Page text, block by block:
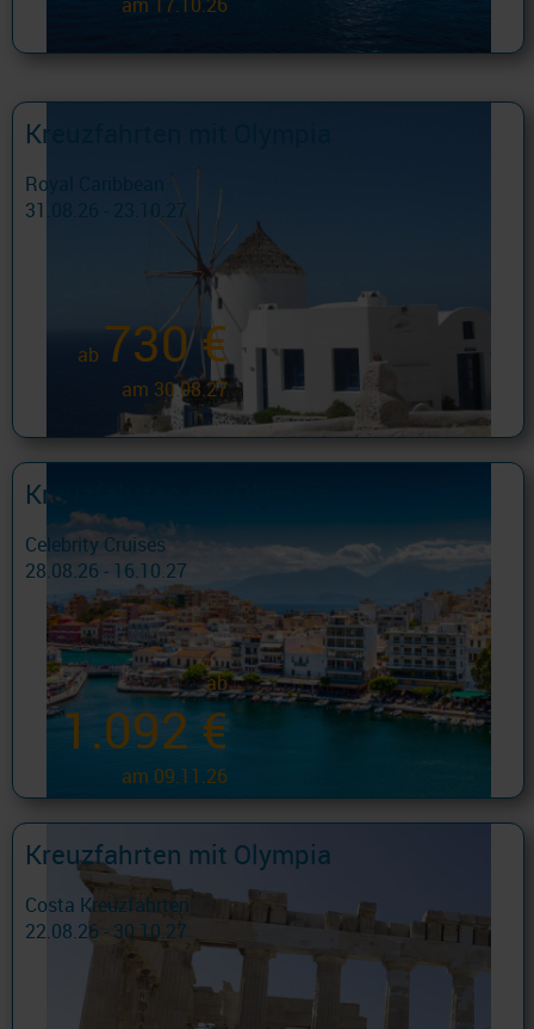
Kreuzfahrten mit Olympia
Royal Caribbean
31.08.26 - 23.10.27
ab 730 €
am 30.08.27
Kreuzfahrten mit Olympia
Celebrity Cruises
28.08.26 - 16.10.27
ab
1.092 €
am 09.11.26
Kreuzfahrten mit Olympia
Costa Kreuzfahrten
22.08.26 - 30.10.27